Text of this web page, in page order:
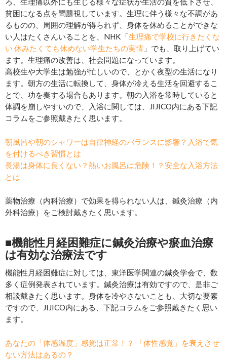
貧困になる点を問題視しています。生理に伴う様々な不調があ
るものの、周囲の理解が得られず、身体を休めることができな
い人はたくさんいることを、NHK「生理痛で学校に行きたくな
い 休みたくても休めない学生たちの実情 」でも、取り上げてい
ます。生理痛の改善は、社会問題になっています。
高校生や大学生は勉強が忙しいので、とかく夜型の生活になり
ます。朝方の生活に転換して、身体が冷える生活を回避するこ
とで、功を奏する場合もあります。朝の入浴を常時していると
体調を崩しやすいので、入浴に関しては、JIJICO内にある下記
コラムをご参照戴きたく思います。
朝風呂や朝のシャワーは自律神経のバランスに影響？入浴で気
を付けるべき習慣とは
長湯は身体に良くない？熱いお風呂は危険！？安全な入浴方法
とは
薬物治療（内科治療）で効果を得られない人は、鍼灸治療（内
外科治療）をご検討戴きたく思います。
■機能性月経困難症に鍼灸治療や瘀血治療
は有効な治療法です
機能性月経困難症に対しては、東洋医学関連の鍼灸学会で、数
多く症例発表されています。鍼灸治療は有効ですので、是非ご
相談戴きたく思います。身体を冷やさないことも、大切な要素
ですので、JIJICO内にある、下記コラムをご参照戴きたく思い
ます。
あなたの「体感温度」感覚は正常！？ 「体性感覚」を衰えさせ
ない方法はあるの？